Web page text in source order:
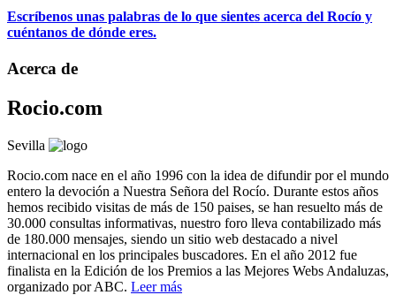
Escríbenos unas palabras de lo que sientes acerca del Rocío y
cuéntanos de dónde eres.
Acerca de
Rocio.com
Sevilla
Rocio.com nace en el año 1996 con la idea de difundir por el mundo
entero la devoción a Nuestra Señora del Rocío. Durante estos años
hemos recibido visitas de más de 150 paises, se han resuelto más de
30.000 consultas informativas, nuestro foro lleva contabilizado más
de 180.000 mensajes, siendo un sitio web destacado a nivel
internacional en los principales buscadores. En el año 2012 fue
finalista en la Edición de los Premios a las Mejores Webs Andaluzas,
organizado por ABC. Leer más